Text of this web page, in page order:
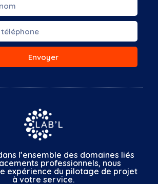
Envoyer
l’ensemble des domaines liés
professionnels, nous
expérience du pilotage de projet
à votre service.